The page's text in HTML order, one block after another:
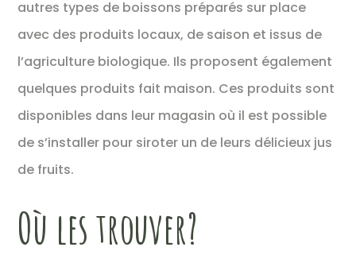
autres types de boissons préparés sur place
avec des produits locaux, de saison et issus de
l’agriculture biologique. Ils proposent également
quelques produits fait maison. Ces produits sont
disponibles dans leur magasin où il est possible
de s’installer pour siroter un de leurs délicieux jus
de fruits.
Où les trouver?